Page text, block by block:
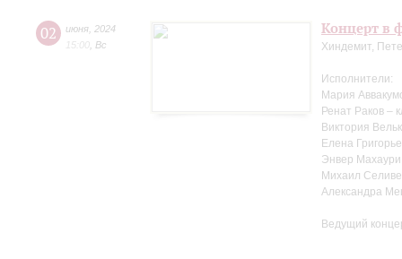
02 июня 2024
15:00 Вс
Концерт в
Хиндемит,
Исполнители:
Мария
Ренат Раков –
Виктория
Елена
Энвер Махаури
Михаил
Александра
Ведущий